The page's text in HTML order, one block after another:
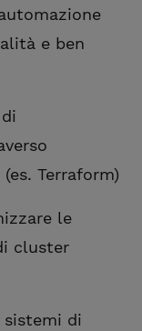
e ben
Terraform)
le
cluster
sistemi di